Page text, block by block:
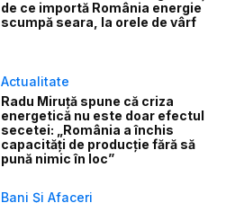
de ce importă România energie
scumpă seara, la orele de vârf
Actualitate
Radu Miruță spune că criza
energetică nu este doar efectul
secetei: „România a închis
capacități de producție fără să
pună nimic în loc”
Bani Și Afaceri